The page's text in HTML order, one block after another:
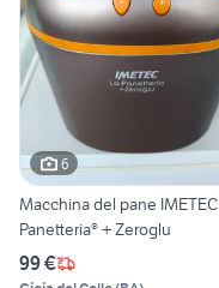
6
Macchina del pane IMETEC La
Panetteria® + Zeroglu
99 €